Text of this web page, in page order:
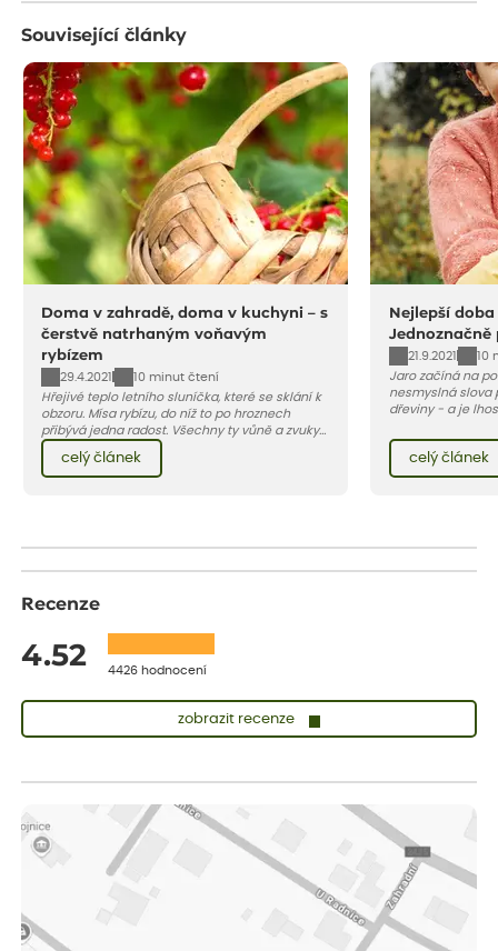
Související články
Doma v zahradě, doma v kuchyni – s
čerstvě natrhaným voňavým
rybízem
29.4.2021
10 minut čtení
Hřejivé teplo letního sluníčka, které se sklání k
obzoru. Mísa rybízu, do níž to po hroznech
přibývá jedna radost. Všechny ty vůně a zvuky
červencové zahrady. Sklizeň rybízu do kuchyně
vnese neuvěřitelný klid a radost. A taky trochu
bezstarostnosti dětství při mlsání babiččina
celý článek
Nejlepší
Jednoznačně
21.9.2021
10
Jaro začíná na
nesmyslná slova
dřeviny - a je
urychlí růst v
i sklizeň, vyplatí
celý článek
Recenze
4.52 4426 hodnocení
zobrazit recenze
Vše přišlo velice rychle krásně zabalené. Rostlinky po přesazení
velice dobře prospívají
Jarda
Dobrý den, byli jsme spokojeni